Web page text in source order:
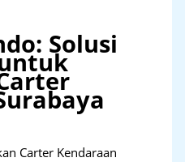
Solusi
Carter Kendaraan